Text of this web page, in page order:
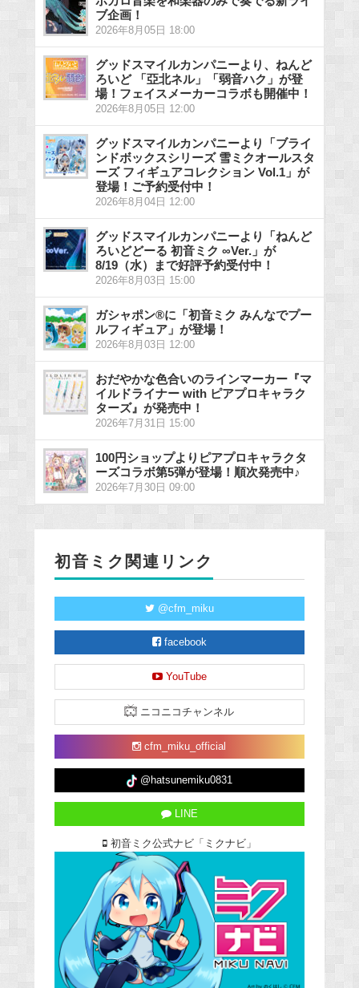
ブ企画！
2026年8月05日 18:00
グッドスマイルカンパニーより、ねんど
ろいど 「亞北ネル」「弱音ハク」が登
場！フェイスメーカーコラボも開催中！
2026年8月05日 12:00
グッドスマイルカンパニーより「ブライ
ンドボックスシリーズ 雪ミクオールスタ
ーズ フィギュアコレクション Vol.1」が
登場！ご予約受付中！
2026年8月04日 12:00
グッドスマイルカンパニーより「ねんど
ろいどどーる 初音ミク ∞Ver.」が
8/19（水）まで好評予約受付中！
2026年8月03日 15:00
ガシャポン®に「初音ミク みんなでプー
ルフィギュア」が登場！
2026年8月03日 12:00
おだやかな色合いのラインマーカー『マ
イルドライナー with ピアプロキャラク
ターズ』が発売中！
2026年7月31日 15:00
100円ショップよりピアプロキャラクタ
ーズコラボ第5弾が登場！順次発売中♪
2026年7月30日 09:00
初音ミク関連リンク
@cfm_miku
facebook
YouTube
ニコニコチャンネル
cfm_miku_official
@hatsunemiku0831
LINE
初音ミク公式ナビ「ミクナビ」